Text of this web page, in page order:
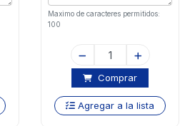
Maximo de caracteres permitidos:
100
Comprar
Agregar a la lista